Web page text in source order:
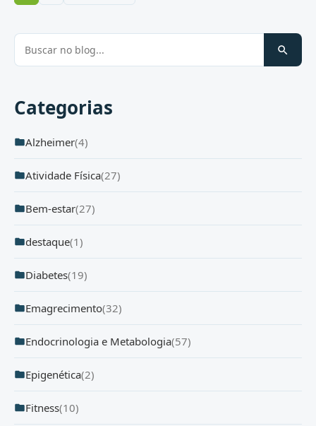
Categorias
Alzheimer(4)
Atividade Física(27)
Bem-estar(27)
destaque(1)
Diabetes(19)
Emagrecimento(32)
Endocrinologia e Metabologia(57)
Epigenética(2)
Fitness(10)